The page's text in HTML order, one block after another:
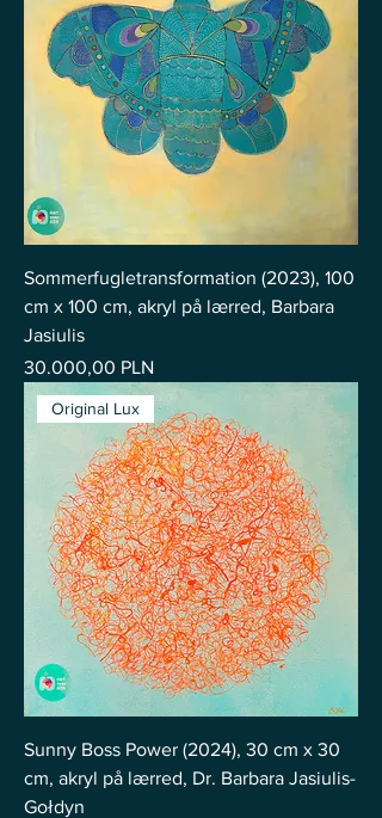
Sommerfugletransformation (2023), 100
cm x 100 cm, akryl på lærred, Barbara
Jasiulis
Pris
30.000,00 PLN
Original Lux
Sunny Boss Power (2024), 30 cm x 30
cm, akryl på lærred, Dr. Barbara Jasiulis-
Gołdyn